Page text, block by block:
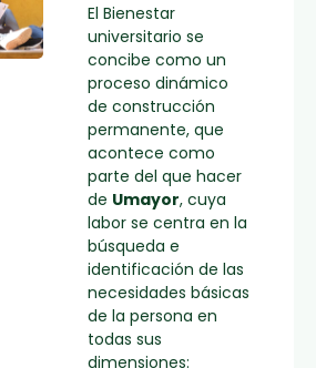
El Bienestar
universitario se
concibe como un
proceso dinámico
de construcción
permanente, que
acontece como
parte del que hacer
de Umayor, cuya
labor se centra en la
búsqueda e
identificación de las
necesidades básicas
de la persona en
todas sus
dimensiones: